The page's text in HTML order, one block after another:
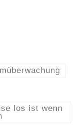
los ist wenn